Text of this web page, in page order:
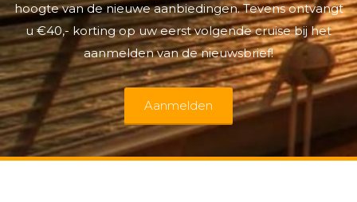
hoogte van de nieuwe aanbiedingen. Tevens ontvangt
u €40,- korting op uw eerst volgende cruise bij het
aanmelden van de nieuwsbrief!
Aanmelden